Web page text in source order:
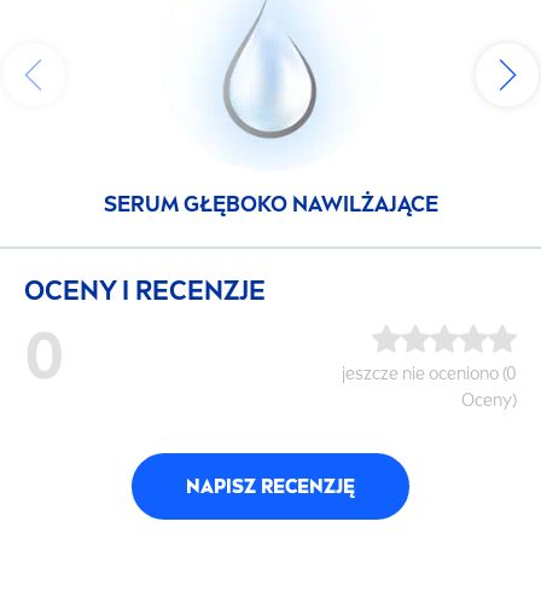
SERUM GŁĘBOKO NAWILŻAJĄCE
OCENY I RECENZJE
0
jeszcze nie oceniono (0
Oceny)
NAPISZ RECENZJĘ